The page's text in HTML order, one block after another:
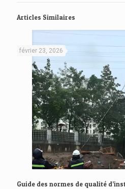
Articles Similaires
février 23, 2026
Guide des normes de qualité